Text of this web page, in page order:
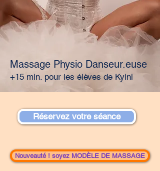
Massage Physio Danseur.euse
+15 min. pour les élèves de Kyini
Réservez votre séance
Nouveauté ! soyez MODÈLE DE MASSAGE